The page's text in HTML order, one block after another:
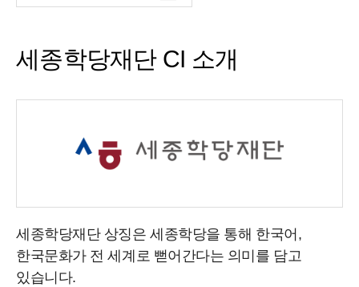
세종학당재단 CI 소개
세종학당재단 상징은 세종학당을 통해 한국어,
한국문화가 전 세계로 뻗어간다는 의미를 담고
있습니다.